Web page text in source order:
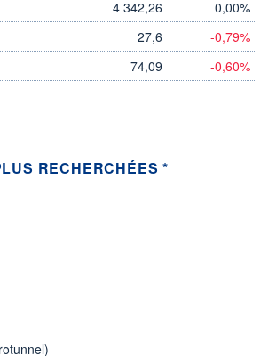
4 342,26 0,00%
27,6 -0,79%
74,09 -0,60%
RECHERCHÉES *